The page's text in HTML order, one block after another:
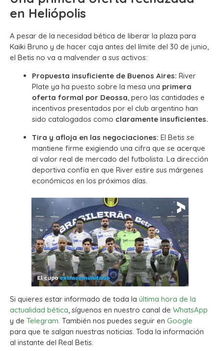
en Heliópolis
A pesar de la necesidad bética de liberar la plaza para
Kaiki Bruno y de hacer caja antes del límite del 30 de junio,
el Betis no va a malvender a sus activos:
Propuesta insuficiente de Buenos Aires: River
Plate ya ha puesto sobre la mesa una primera
oferta formal por Deossa, pero las cantidades e
incentivos presentados por el club argentino han
sido catalogados como claramente insuficientes.
Tira y afloja en las negociaciones: El Betis se
mantiene firme exigiendo una cifra que se acerque
al valor real de mercado del futbolista. La dirección
deportiva confía en que River estire sus márgenes
económicos en los próximos días.
Si quieres estar informado de toda la última hora de la
actualidad bética , síguenos en nuestro canal de WhatsApp
y de Telegram. También nos puedes seguir en Google
para que te salgan nuestras noticias. Toda la información
al instante del Real Betis.